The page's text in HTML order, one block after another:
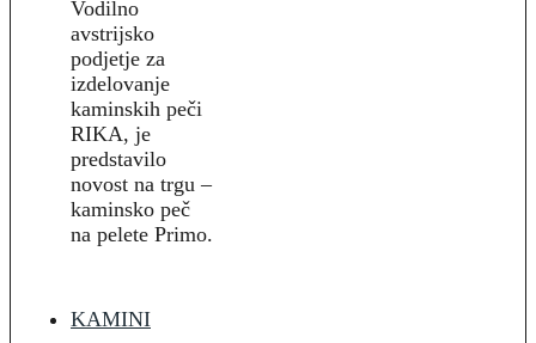
Vodilno
avstrijsko
podjetje za
izdelovanje
kaminskih peči
RIKA, je
predstavilo
novost na trgu –
kaminsko peč
na pelete Primo.
KAMINI